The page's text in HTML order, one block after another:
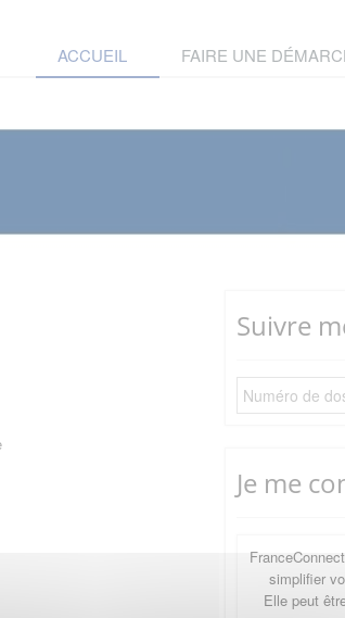
ACCUEIL FAIRE UNE
Suivre
Je me
simplifier
Elle peut